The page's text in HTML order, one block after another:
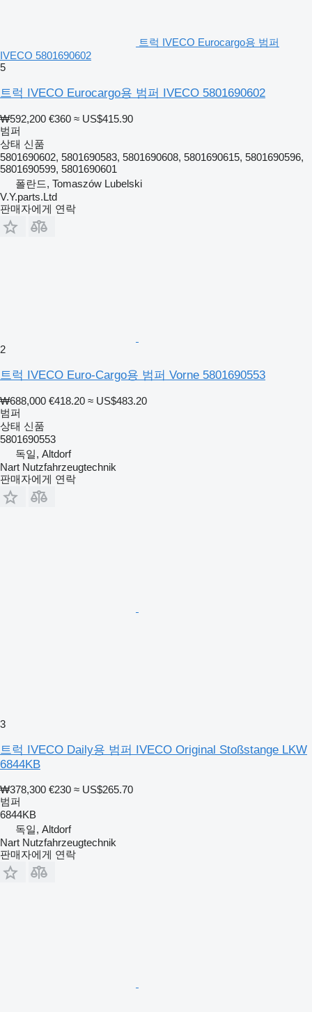
트럭 IVECO Eurocargo용 범퍼
IVECO 5801690602
5
트럭 IVECO Eurocargo용 범퍼 IVECO 5801690602
₩592,200 €360 ≈ US$415.90
범퍼
상태 신품
5801690602, 5801690583, 5801690608, 5801690615, 5801690596,
5801690599, 5801690601
폴란드, Tomaszów Lubelski
V.Y.parts.Ltd
판매자에게 연락
2
트럭 IVECO Euro-Cargo용 범퍼 Vorne 5801690553
₩688,000 €418.20 ≈ US$483.20
범퍼
상태 신품
5801690553
독일, Altdorf
Nart Nutzfahrzeugtechnik
판매자에게 연락
3
트럭 IVECO Daily용 범퍼 IVECO Original Stoßstange LKW
6844KB
₩378,300 €230 ≈ US$265.70
범퍼
6844KB
독일, Altdorf
Nart Nutzfahrzeugtechnik
판매자에게 연락